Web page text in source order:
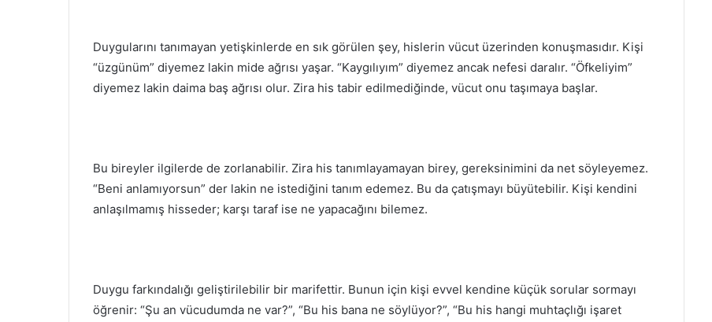
Duygularını tanımayan yetişkinlerde en sık görülen şey, hislerin vücut üzerinden konuşmasıdır. Kişi
“üzgünüm” diyemez lakin mide ağrısı yaşar. “Kaygılıyım” diyemez ancak nefesi daralır. “Öfkeliyim”
diyemez lakin daima baş ağrısı olur. Zira his tabir edilmediğinde, vücut onu taşımaya başlar.
Bu bireyler ilgilerde de zorlanabilir. Zira his tanımlayamayan birey, gereksinimini da net söyleyemez.
“Beni anlamıyorsun” der lakin ne istediğini tanım edemez. Bu da çatışmayı büyütebilir. Kişi kendini
anlaşılmamış hisseder; karşı taraf ise ne yapacağını bilemez.
Duygu farkındalığı geliştirilebilir bir marifettir. Bunun için kişi evvel kendine küçük sorular sormayı
öğrenir: “Şu an vücudumda ne var?”, “Bu his bana ne söylüyor?”, “Bu his hangi muhtaçlığı işaret